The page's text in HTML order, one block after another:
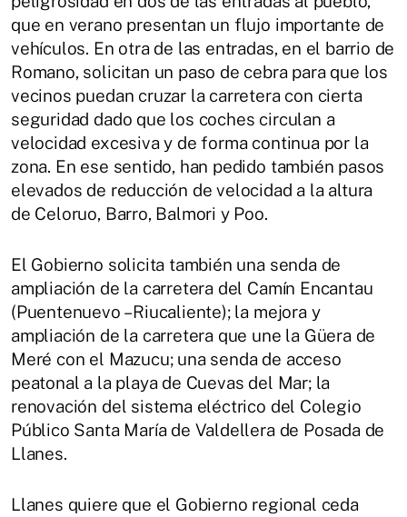
que en verano presentan un flujo importante de
vehículos. En otra de las entradas, en el barrio de
Romano, solicitan un paso de cebra para que los
vecinos puedan cruzar la carretera con cierta
seguridad dado que los coches circulan a
velocidad excesiva y de forma continua por la
zona. En ese sentido, han pedido también pasos
elevados de reducción de velocidad a la altura
de Celoruo, Barro, Balmori y Poo.
El Gobierno solicita también una senda de
ampliación de la carretera del Camín Encantau
(Puentenuevo – Riucaliente); la mejora y
ampliación de la carretera que une la Güera de
Meré con el Mazucu; una senda de acceso
peatonal a la playa de Cuevas del Mar; la
renovación del sistema eléctrico del Colegio
Público Santa María de Valdellera de Posada de
Llanes.
Llanes quiere que el Gobierno regional ceda